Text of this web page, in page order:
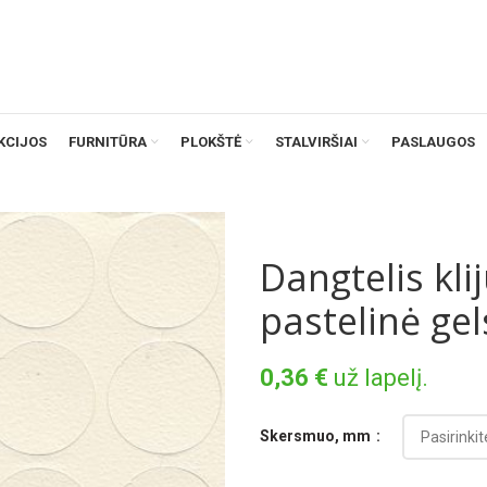
FURNITŪRA PLOKŠTĖ STALVIRŠIAI PASLAUGOS
Dangtelis
pastelinė
0,36 € už lapelį.
Skersmuo, mm